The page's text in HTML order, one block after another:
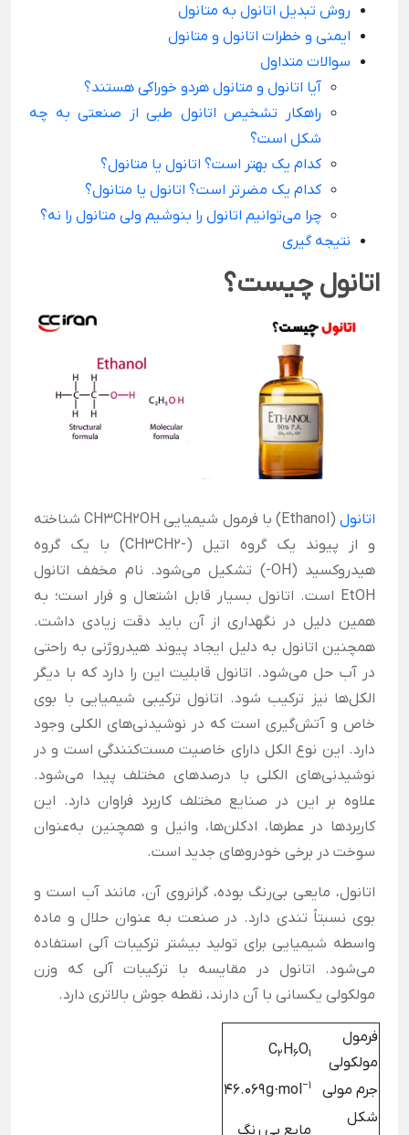
روش تبدیل اتانول به متانول
ایمنی و خطرات اتانول و متانول
سوالات متداول
آیا اتانول و متانول هردو خوراکی هستند؟
راهکار تشخیص اتانول طبی از صنعتی به چه
شکل است؟
کدام یک بهتر است؟ اتانول یا متانول؟
کدام یک مضرتر است؟ اتانول یا متانول؟
چرا می‌توانیم اتانول را بنوشیم ولی متانول را نه؟
نتیجه گیری
اتانول چیست؟
اتانول
(Ethanol) با فرمول شیمیایی CH3CH2OH شناخته
و از پیوند یک گروه اتیل (-CH3CH2) با یک گروه
هیدروکسید (OH-) تشکیل می‌شود. نام مخفف اتانول
EtOH است. اتانول بسیار قابل اشتعال و فرار است؛ به
همین دلیل در نگهداری از آن باید دقت زیادی داشت.
همچنین اتانول به دلیل ایجاد پیوند هیدروژنی به راحتی
در آب حل می‌شود. اتانول قابلیت این را دارد که با دیگر
الکل‌ها نیز ترکیب شود. اتانول ترکیبی شیمیایی با بوی
خاص و آتش‌گیری است که در نوشیدنی‌های الکلی وجود
دارد. این نوع الکل دارای خاصیت مست‌کنندگی است و در
نوشیدنی‌های الکلی با درصدهای مختلف پیدا می‌شود.
علاوه بر این در صنایع مختلف کاربرد فراوان دارد. این
کاربردها در عطر‌ها، ادکلن‌ها، وانیل و همچنین به‌عنوان
سوخت در برخی خودروهای جدید است.
اتانول، مایعی بی‌رنگ بوده، گرانروی آن، مانند آب است و
بوی نسبتاً تندی دارد. در صنعت به عنوان حلال و ماده
واسطه شیمیایی برای تولید بیشتر ترکیبات آلی استفاده
می‌شود. اتانول در مقایسه با ترکیبات آلی که وزن
مولکولی یکسانی با آن دارند، نقطه جوش بالاتری دارد.
فرمول
مولکولی
C2H6O۱
جرم مولی 46.069g·mol−1
شکل
مایع بی رنگ